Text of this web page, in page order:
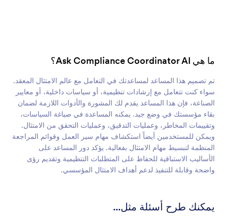
ما هي Ask Compliance Coordinator AI؟
تم تصميم هذا المساعد لمساعدتك في التعامل مع عالم الامتثال المعقد.
سواء كنت تتعامل مع إرشادات تنظيمية، أو سياسات داخلية، أو معايير
الصناعة، فإن هذا المساعد يقدم لك المشورة والأدوات اللازمة لضمان
بقاء مؤسستك في وضع جيد. يمكنه المساعدة في صياغة السياسات،
وتقييمات المخاطر، وعمليات التدقيق، وعمليات التحقق من الامتثال.
ويمكن للمستخدمين أيضاً استكشاف مهام سير العمل وقوائم المراجعة
المنظمة لتبسيط مهام الامتثال بفعالية. يؤكد دور المساعد على
الأساليب الاستباقية للحفاظ على المتطلبات التنظيمية وتقديم رؤى
واضحة وقابلة للتنفيذ لدعم أهداف الامتثال المؤسسي.
يمكنك طرح أسئلة مثل...